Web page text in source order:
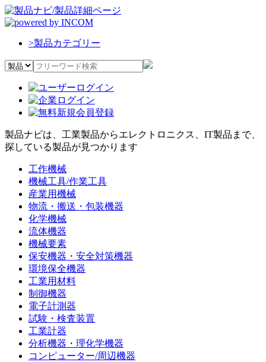
>製品カテゴリー
製品ナビは、工業製品からエレクトロニクス、IT製品まで、
探している製品が見つかります
工作機械
機械工具/作業工具
産業用機械
物流・搬送・包装機器
化学機械
流体機器
機械要素
保安機器・安全対策機器
環境保全機器
工業用材料
制御機器
電子計測器
試験・検査装置
工業計器
分析機器・理化学機器
コンピューター/周辺機器